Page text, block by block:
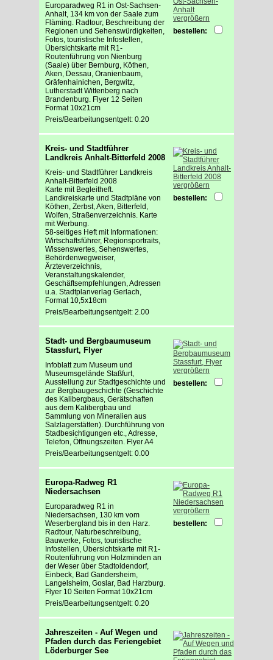
Europaradweg R1 in Ost-Sachsen-
Anhalt, 134 km von der Saale zum
Fläming. Radtour, Beschreibung der
Regionen und Sehenswürdigkeiten,
Fotos, touristische Infostellen,
Übersichtskarte mit R1-
Routenführung von Nienburg
(Saale) über Bernburg, Köthen,
Aken, Dessau, Oranienbaum,
Gräfenhainichen, Bergwitz,
Lutherstadt Wittenberg nach
Brandenburg. Flyer 12 Seiten
Format 10x21cm
Preis/Bearbeitungsentgelt: 0.20
vergrößern
bestellen:
Kreis- und Stadtführer
Landkreis Anhalt-Bitterfeld 2008
Kreis- und Stadtführer Landkreis
Anhalt-Bitterfeld 2008
Karte mit Begleitheft.
Landkreiskarte und Stadtpläne von
Köthen, Zerbst, Aken, Bitterfeld,
Wolfen, Straßenverzeichnis. Karte
mit Werbung.
58-seitiges Heft mit Informationen:
Wirtschaftsführer, Regionsportraits,
Wissenswertes, Sehenswertes,
Behördenwegweiser,
Ärzteverzeichnis,
Veranstaltungskalender,
Geschäftsempfehlungen, Adressen
u.a. Stadtplanverlag Gerlach,
Format 10,5x18cm
Preis/Bearbeitungsentgelt: 2.00
vergrößern
bestellen:
Stadt- und Bergbaumuseum
Stassfurt, Flyer
Infoblatt zum Museum und
Museumsgelände Staßfurt,
Ausstellung zur Stadtgeschichte und
zur Bergbaugeschichte (Geschichte
des Kalibergbaus, Gerätschaften
aus dem Kalibergbau und
Sammlung von Mineralien aus
Salzlagerstätten). Durchführung von
Stadbesichtigungen etc., Adresse,
Telefon, Öffnungszeiten. Flyer A4
Preis/Bearbeitungsentgelt: 0.00
vergrößern
bestellen:
Europa-Radweg R1
Niedersachsen
Europaradweg R1 in
Niedersachsen, 130 km vom
Weserbergland bis in den Harz.
Radtour, Naturbeschreibung,
Bauwerke, Fotos, touristische
Infostellen, Übersichtskarte mit R1-
Routenführung von Holzminden an
der Weser über Stadtoldendorf,
Einbeck, Bad Gandersheim,
Langelsheim, Goslar, Bad Harzburg.
Flyer 10 Seiten Format 10x21cm
Preis/Bearbeitungsentgelt: 0.20
vergrößern
bestellen:
Jahreszeiten - Auf Wegen und
Pfaden durch das Feriengebiet
Löderburger See